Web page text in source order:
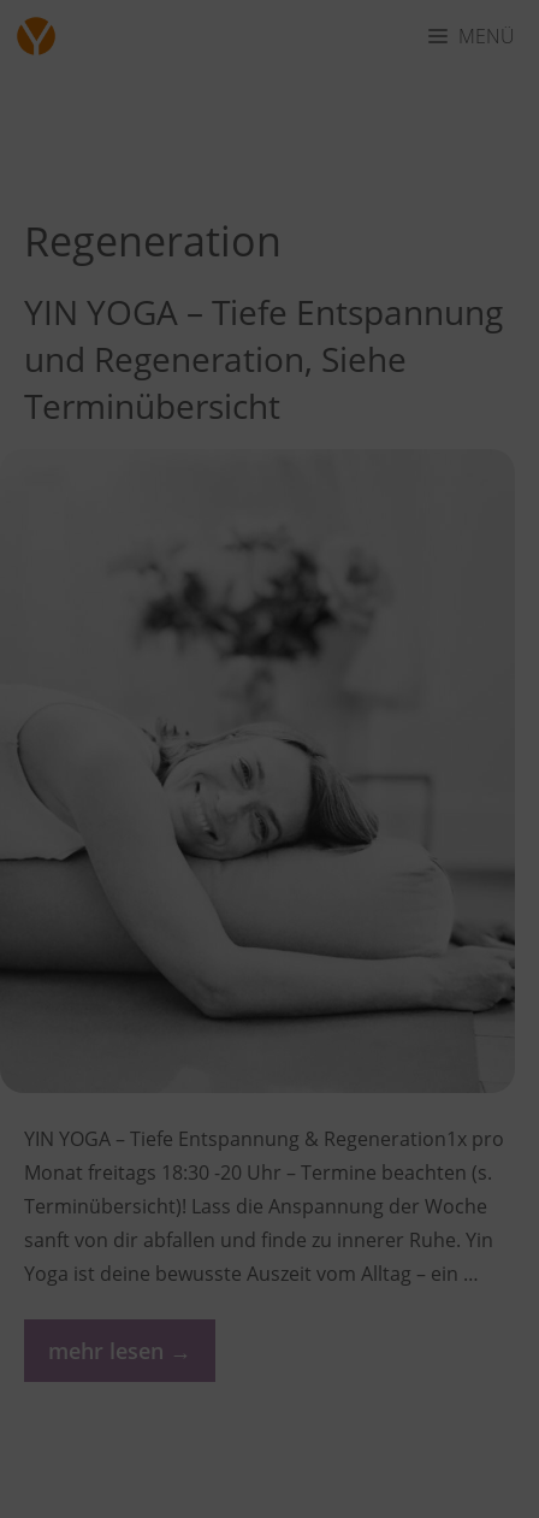
Zum
Inhalt
MENÜ
Regeneration
YIN YOGA – Tiefe Entspannung
und Regeneration, Siehe
Terminübersicht
YIN YOGA – Tiefe Entspannung & Regeneration1x pro
Monat freitags 18:30 -20 Uhr – Termine beachten (s.
Terminübersicht)! Lass die Anspannung der Woche
sanft von dir abfallen und finde zu innerer Ruhe. Yin
Yoga ist deine bewusste Auszeit vom Alltag – ein …
mehr lesen →